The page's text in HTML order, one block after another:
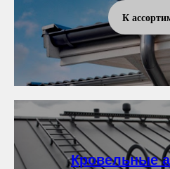
К
Кровельные